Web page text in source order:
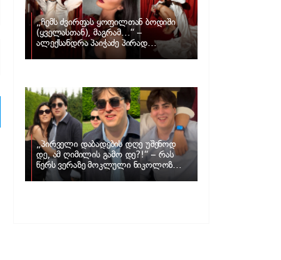
„ჩემს ძვირფას ყოფილთან ბოდიში
(ყველასთან), მაგრამ…“ –
ალექსანდრა პაიჭაძე პირად
„პირველი დაბადების დღე უშენოდ
დე, ამ ღიმილის გამო დე?!“ – რას
წერს ვერაზე მოკლული ნიკოლოზ
ღუნაშვილის დედა